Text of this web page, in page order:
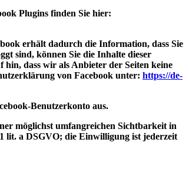
Plugins finden Sie hier:
erhält dadurch die Information, dass Sie
sind, können Sie die Inhalte dieser
dass wir als Anbieter der Seiten keine
von Facebook unter: https://de-
Benutzerkonto aus.
möglichst umfangreichen Sichtbarkeit in
lit. a DSGVO; die Einwilligung ist jederzeit